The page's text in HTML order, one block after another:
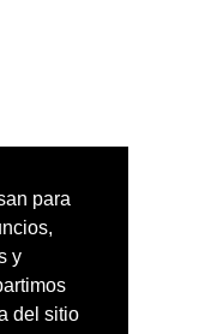
para
y
del sitio